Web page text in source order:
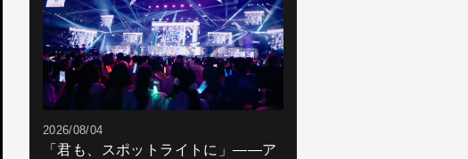
2026/08/04
「君も、スポットライトに」――ア